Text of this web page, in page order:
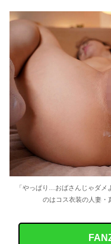
「やっぱり…おばさんじゃダメ
のはコス衣装の人妻・